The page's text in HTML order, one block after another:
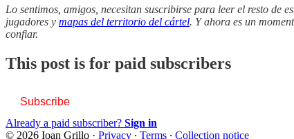
Lo sentimos, amigos, necesitan suscribirse para leer el resto de
jugadores y mapas del territorio del cártel. Y ahora es un
confiar.
This post is for paid subscribers
Subscribe
Already a paid subscriber? Sign in
© 2026 Ioan Grillo · Privacy ∙ Terms ∙ Collection notice